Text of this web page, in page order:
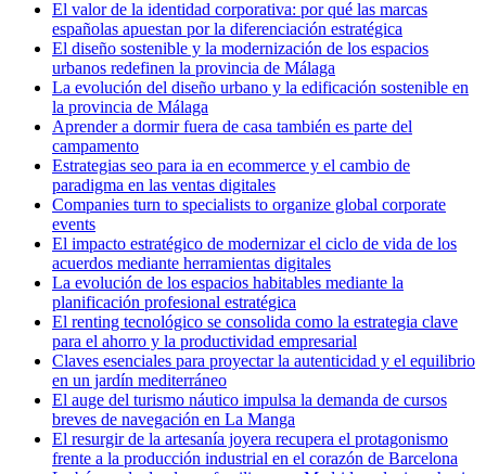
El valor de la identidad corporativa: por qué las marcas
españolas apuestan por la diferenciación estratégica
El diseño sostenible y la modernización de los espacios
urbanos redefinen la provincia de Málaga
La evolución del diseño urbano y la edificación sostenible en
la provincia de Málaga
Aprender a dormir fuera de casa también es parte del
campamento
Estrategias seo para ia en ecommerce y el cambio de
paradigma en las ventas digitales
Companies turn to specialists to organize global corporate
events
El impacto estratégico de modernizar el ciclo de vida de los
acuerdos mediante herramientas digitales
La evolución de los espacios habitables mediante la
planificación profesional estratégica
El renting tecnológico se consolida como la estrategia clave
para el ahorro y la productividad empresarial
Claves esenciales para proyectar la autenticidad y el equilibrio
en un jardín mediterráneo
El auge del turismo náutico impulsa la demanda de cursos
breves de navegación en La Manga
El resurgir de la artesanía joyera recupera el protagonismo
frente a la producción industrial en el corazón de Barcelona